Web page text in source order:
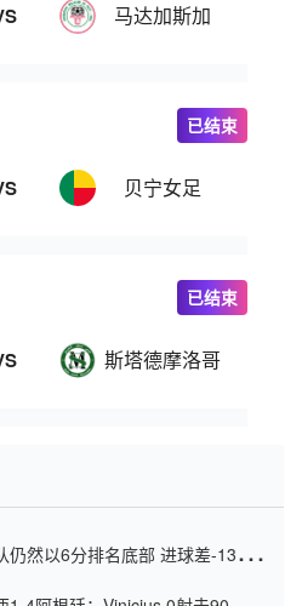
马达加斯加
贝宁女足
已结束
斯塔德摩洛哥
已结束
然以6分排名底部 进球差-13令人